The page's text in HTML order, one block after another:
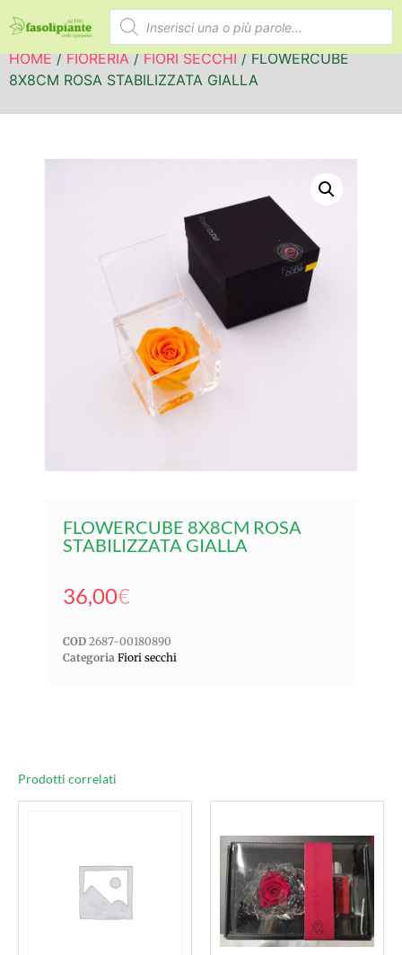
HOME/FIORERIA/FIORI SECCHI/ FLOWERCUBE
8X8CM ROSA STABILIZZATA GIALLA
FLOWERCUBE 8X8CM ROSA
STABILIZZATA GIALLA
36,00€
COD 2687-00180890
Categoria Fiori secchi
Prodotti correlati